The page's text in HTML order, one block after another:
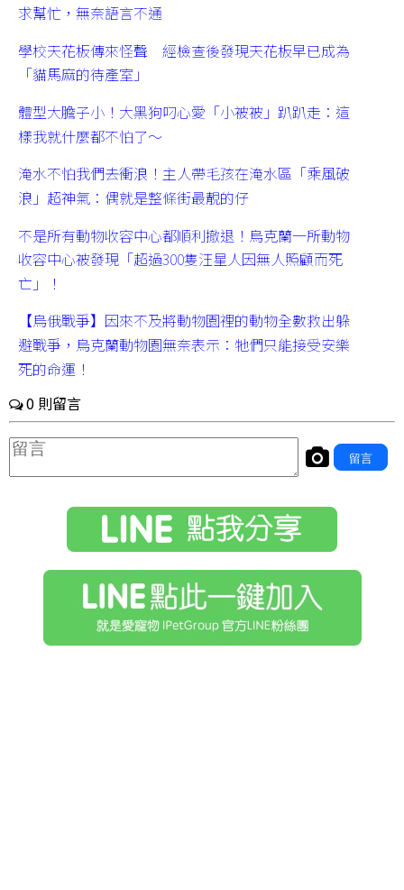
求幫忙，無奈語言不通
學校天花板傳來怪聲 經檢查後發現天花板早已成為
「貓馬麻的待產室」
體型大膽子小！大黑狗叼心愛「小被被」趴趴走：這
樣我就什麼都不怕了～
淹水不怕我們去衝浪！主人帶毛孩在淹水區「乘風破
浪」超神氣：偶就是整條街最靚的仔
不是所有動物收容中心都順利撤退！烏克蘭一所動物
收容中心被發現「超過300隻汪星人因無人照顧而死
亡」！
【烏俄戰爭】因來不及將動物園裡的動物全數救出躲
避戰爭，烏克蘭動物園無奈表示：牠們只能接受安樂
死的命運！